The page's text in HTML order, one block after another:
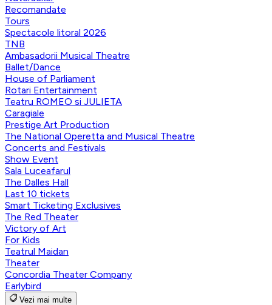
Recomandate
Tours
Spectacole litoral 2026
TNB
Ambasadorii Musical Theatre
Ballet/Dance
House of Parliament
Rotari Entertainment
Teatru ROMEO si JULIETA
Caragiale
Prestige Art Production
The National Operetta and Musical Theatre
Concerts and Festivals
Show Event
Sala Luceafarul
The Dalles Hall
Last 10 tickets
Smart Ticketing Exclusives
The Red Theater
Victory of Art
For Kids
Teatrul Maidan
Theater
Concordia Theater Company
Earlybird
Vezi mai multe